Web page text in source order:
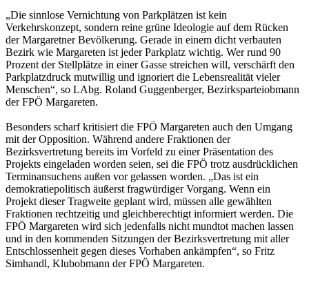
„Die sinnlose Vernichtung von Parkplätzen ist kein
Verkehrskonzept, sondern reine grüne Ideologie auf dem Rücken
der Margaretner Bevölkerung. Gerade in einem dicht verbauten
Bezirk wie Margareten ist jeder Parkplatz wichtig. Wer rund 90
Prozent der Stellplätze in einer Gasse streichen will, verschärft den
Parkplatzdruck mutwillig und ignoriert die Lebensrealität vieler
Menschen“, so LAbg. Roland Guggenberger, Bezirksparteiobmann
der FPÖ Margareten.
Besonders scharf kritisiert die FPÖ Margareten auch den Umgang
mit der Opposition. Während andere Fraktionen der
Bezirksvertretung bereits im Vorfeld zu einer Präsentation des
Projekts eingeladen worden seien, sei die FPÖ trotz ausdrücklichen
Terminansuchens außen vor gelassen worden. „Das ist ein
demokratiepolitisch äußerst fragwürdiger Vorgang. Wenn ein
Projekt dieser Tragweite geplant wird, müssen alle gewählten
Fraktionen rechtzeitig und gleichberechtigt informiert werden. Die
FPÖ Margareten wird sich jedenfalls nicht mundtot machen lassen
und in den kommenden Sitzungen der Bezirksvertretung mit aller
Entschlossenheit gegen dieses Vorhaben ankämpfen“, so Fritz
Simhandl, Klubobmann der FPÖ Margareten.